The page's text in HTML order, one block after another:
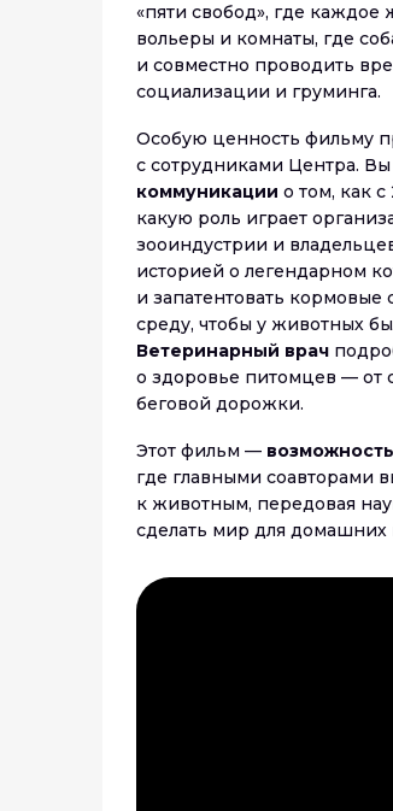
«пяти свобод», где
вольеры и комнаты, где
и совместно проводить
социализации и груминга.
Особую ценность фильму
с сотрудниками Центра.
коммуникации о том, как с
какую роль играет
зооиндустрии и
историей о легендарном
и запатентовать
среду, чтобы у животных
Ветеринарный врач
о здоровье питомцев — от
беговой дорожки.
Этот фильм —
где главными соавторами
к животным, передовая
сделать мир для